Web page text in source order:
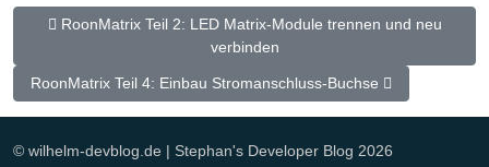
Previous article: RoonMatrix Teil 2: LED Matrix-Module trennen
RoonMatrix Teil 2: LED Matrix-Module trennen und neu
verbinden
Next article: RoonMatrix Teil 4: Einbau Stromanschluss-Buchse
RoonMatrix Teil 4: Einbau Stromanschluss-Buchse
© wilhelm-devblog.de | Stephan's Developer Blog 2026